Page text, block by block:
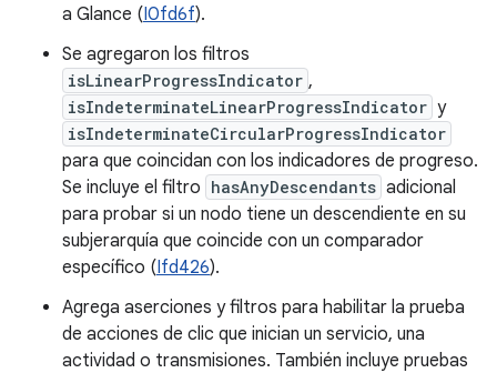
a Glance (I0fd6f).
Se agregaron los filtros
isLinearProgressIndicator ,
isIndeterminateLinearProgressIndicator y
isIndeterminateCircularProgressIndicator
para que coincidan con los indicadores de progreso.
Se incluye el filtro hasAnyDescendants adicional
para probar si un nodo tiene un descendiente en su
subjerarquía que coincide con un comparador
específico (Ifd426).
Agrega aserciones y filtros para habilitar la prueba
de acciones de clic que inician un servicio, una
actividad o transmisiones. También incluye pruebas